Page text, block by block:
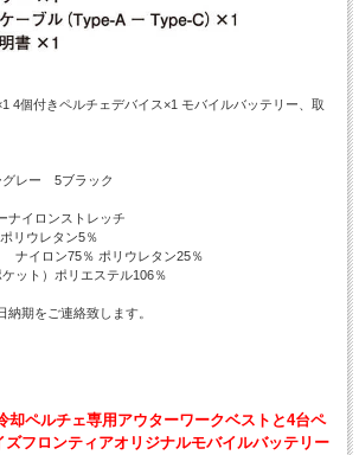
4個付きペルチェデバイス×1 モバイルバッテリー、取
レー 5ブラック
ナイロンストレッチ
リウレタン5％
ナイロン75％ ポリウレタン25％
ケット）ポリエステル106％
期をご連絡致します。
却ペルチェ専用アウターワークベストと4台ペ
フロンティアオリジナルモバイルバッテリー